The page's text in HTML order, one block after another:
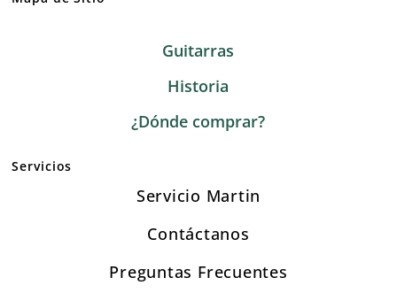
Guitarras
Historia
¿Dónde comprar?
Servicios
Servicio Martin
Contáctanos
Preguntas Frecuentes